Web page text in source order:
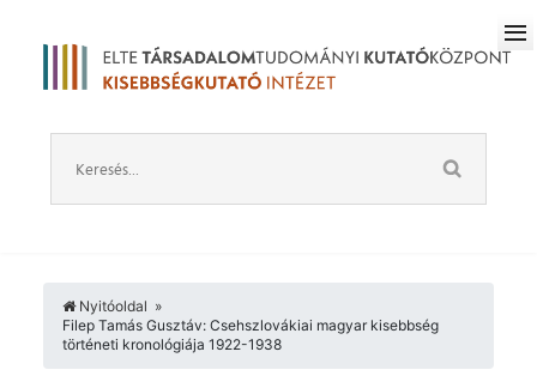
Nyitóoldal
Filep Tamás Gusztáv: Csehszlovákiai magyar kisebbség
történeti kronológiája 1922-1938